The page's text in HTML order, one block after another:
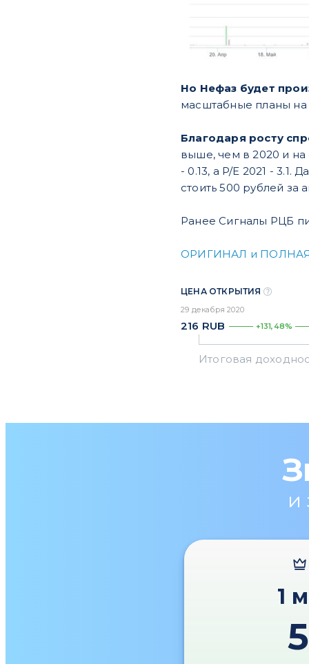
Но Нефаз будет
масштабные планы на
Благодаря росту
выше, чем в 2020 и на
- 0.13, а P/E 2021 -
стоить 500 рублей за
Ранее Сигналы РЦБ
ОРИГИНАЛ и
ЦЕНА ОТКРЫТИЯ
29 декабря 2020
216 RUB +131,48%
и
1